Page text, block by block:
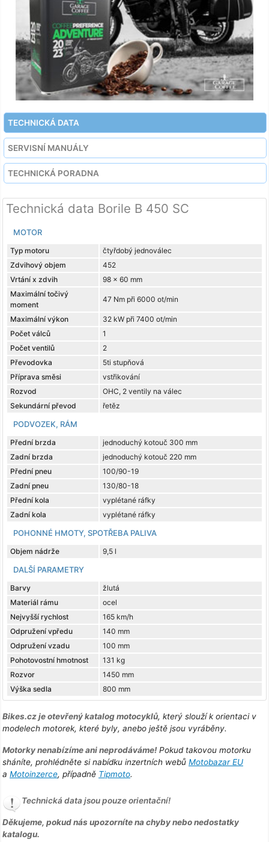
TECHNICKÁ DATA
SERVISNÍ MANUÁLY
TECHNICKÁ PORADNA
Technická data Borile B 450 SC
MOTOR
Typ motoru
čtyřdobý jednoválec
Zdvihový objem
452
Vrtání x zdvih
98 x 60 mm
Maximální točivý
moment
47 Nm při 6000 ot/min
Maximální výkon
32 kW při 7400 ot/min
Počet válců
1
Počet ventilů
2
Převodovka
5ti stupňová
Příprava směsi
vstřikování
Rozvod
OHC, 2 ventily na válec
Sekundární převod
řetěz
PODVOZEK, RÁM
Přední brzda
jednoduchý kotouč 300 mm
Zadní brzda
jednoduchý kotouč 220 mm
Přední pneu
100/90-19
Zadní pneu
130/80-18
Přední kola
vyplétané ráfky
Zadní kola
vyplétané ráfky
POHONNÉ HMOTY, SPOTŘEBA PALIVA
Objem nádrže 9,5 l
DALŠÍ PARAMETRY
Barvy
žlutá
Materiál rámu
ocel
Nejvyšší rychlost
165 km/h
Odpružení vpředu
140 mm
Odpružení vzadu
100 mm
Pohotovostní hmotnost
131 kg
Rozvor
1450 mm
Výška sedla
800 mm
Bikes.cz je otevřený katalog motocyklů, který slouží k orientaci v
modelech motorek, které byly, anebo ještě jsou vyráběny.
Motorky nenabízíme ani neprodáváme!Pokud takovou motorku
sháníte, prohlédněte si nabídku inzertních webů Motobazar EU
a Motoinzerce, případně Tipmoto.
Technická data jsou pouze orientační!
Děkujeme, pokud nás upozorníte na chyby nebo nedostatky
katalogu.